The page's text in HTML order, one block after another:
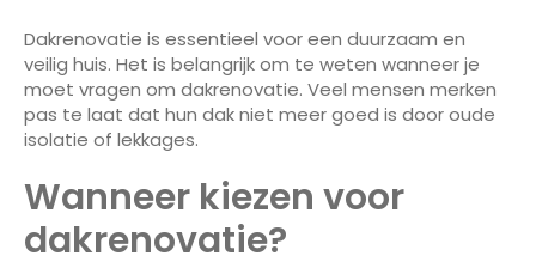
Dakrenovatie is essentieel voor een duurzaam en
veilig huis. Het is belangrijk om te weten wanneer je
moet vragen om dakrenovatie. Veel mensen merken
pas te laat dat hun dak niet meer goed is door oude
isolatie of lekkages.
Wanneer kiezen voor
dakrenovatie?